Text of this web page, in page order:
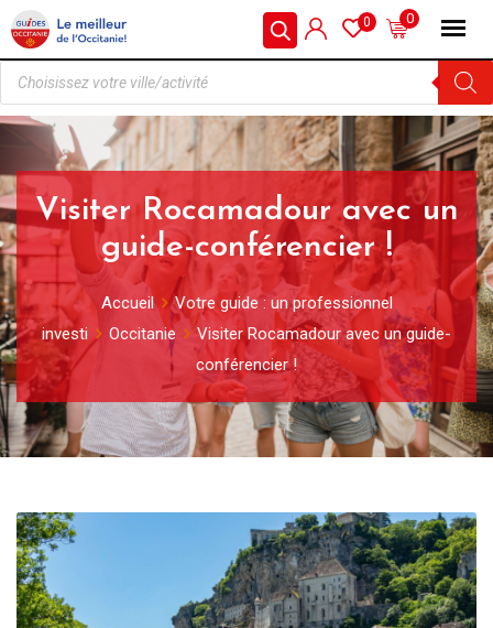
0
0
Visiter Rocamadour avec un
guide-conférencier !
Accueil
Votre guide : un professionnel
investi
Occitanie
Visiter Rocamadour avec un guide-
conférencier !